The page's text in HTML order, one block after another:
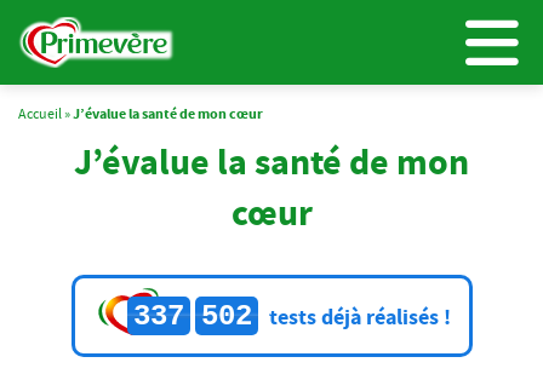
Accueil»J’évalue la santé de mon cœur
J’évalue la santé de mon
cœur
337 502 tests déjà réalisés !